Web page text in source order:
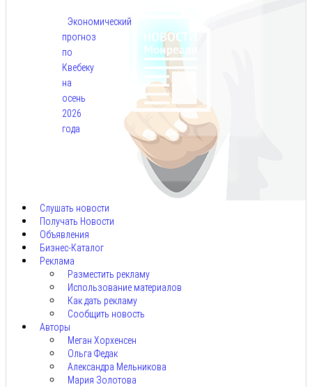
Экономический
прогноз
по
Квебеку
на
осень
2026
года
Слушать новости
Получать Новости
Объявления
Бизнес-Каталог
Реклама
Разместить рекламу
Использование материалов
Как дать рекламу
Сообщить новость
Авторы
Меган Хорхенсен
Ольга Федак
Александра Мельникова
Мария Золотова